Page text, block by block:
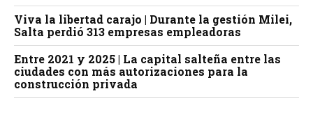
Viva la libertad carajo | Durante la gestión Milei,
Salta perdió 313 empresas empleadoras
Entre 2021 y 2025 | La capital salteña entre las
ciudades con más autorizaciones para la
construcción privada